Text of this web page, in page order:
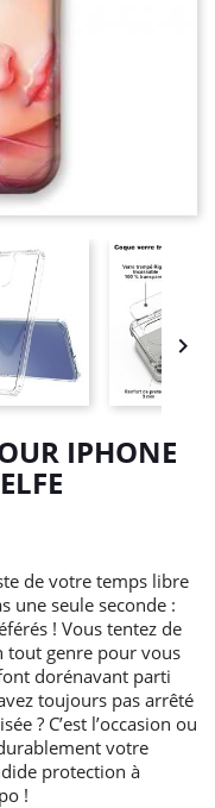

IPHONE
de votre temps libre
une seule seconde :
! Vous tentez de
tout genre pour vous
dorénavant parti
toujours pas arrêté
? C’est l’occasion ou
votre
protection à
!